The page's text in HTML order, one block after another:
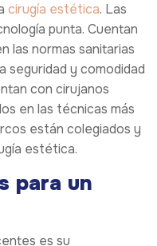
cirugía estética. Las
punta. Cuentan
las normas sanitarias
seguridad y comodidad
con cirujanos
en las técnicas más
están colegiados y
estética.
para un
es su